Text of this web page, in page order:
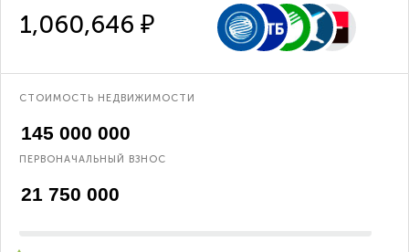
1,060,646 ₽
СТОИМОСТЬ НЕДВИЖИМОСТИ
ПЕРВОНАЧАЛЬНЫЙ ВЗНОС